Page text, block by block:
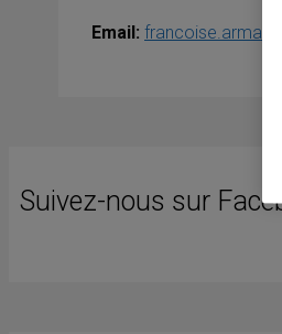
Email:
Suivez-nous sur